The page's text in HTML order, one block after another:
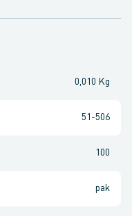
0,010 Kg
51-506
100
pak